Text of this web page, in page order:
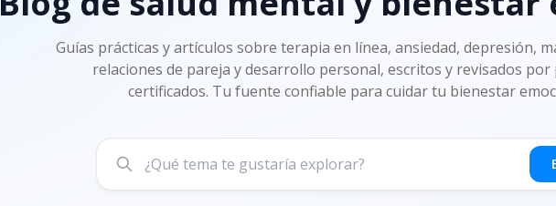
Guías prácticas y artículos sobre terapia en línea, ansiedad, depresión,
relaciones de pareja y desarrollo personal, escritos y revisados por
certificados. Tu fuente confiable para cuidar tu bienestar